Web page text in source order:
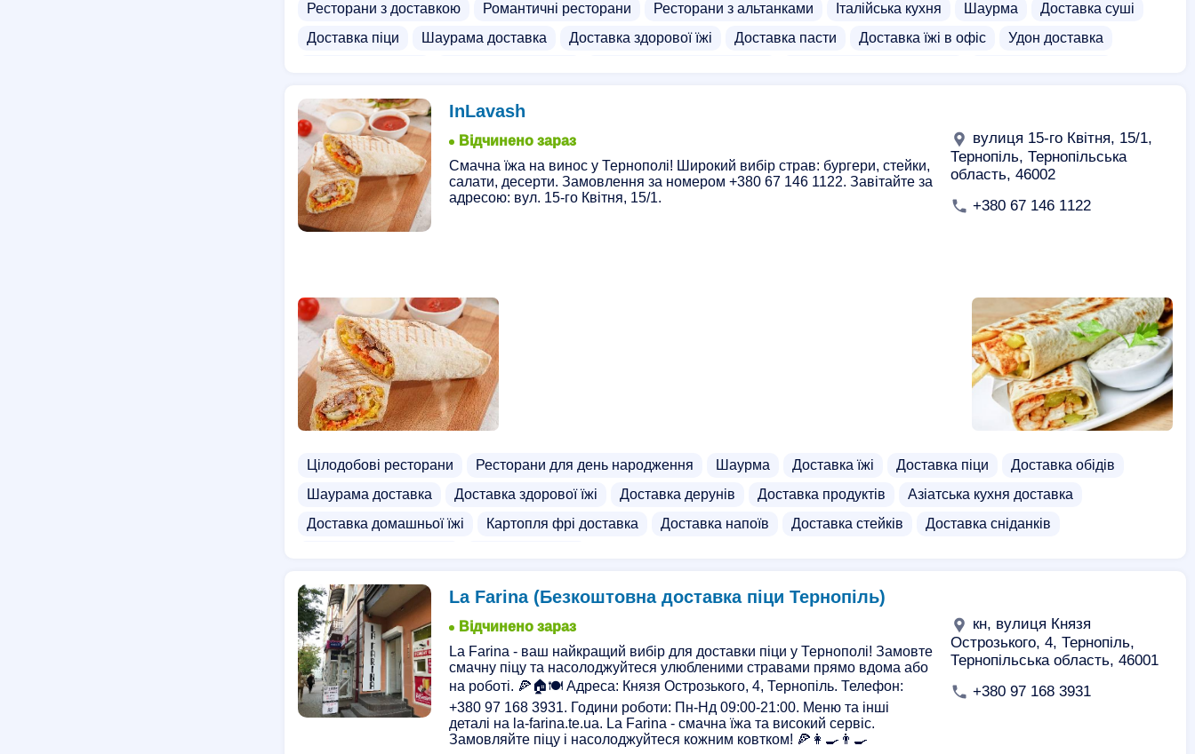
Ресторани з доставкою
Романтичні ресторани Ресторани з альтанками Італійська кухня Шаурма
Доставка суші
Доставка піци
Шаурама доставка Доставка здорової їжі Доставка пасти Доставка їжі в офіс
Удон доставка
Картопля фрі доставка
Доставка лапші
В'єтнамська кухня
InLavash
Відчинено зараз
Смачна їжа на винос у Тернополі! Широкий вибір страв: бургери, стейки,
салати, десерти. Замовлення за номером +380 67 146 1122. Завітайте за
адресою: вул. 15-го Квітня, 15/1.
вулиця 15-го Квітня, 15/1,
Тернопіль, Тернопільська
область, 46002
+380 67 146 1122
Цілодобові ресторани Ресторани для день народження Шаурма Доставка їжі Доставка піци
Доставка обідів
Шаурама доставка
Доставка здорової їжі Доставка дерунів Доставка продуктів
Азіатська кухня доставка
Доставка домашньої їжі
Картопля фрі доставка Доставка напоїв Доставка стейків
Доставка сніданків
La Farina (Безкоштовна доставка піци Тернопіль)
Відчинено зараз
La Farina - ваш найкращий вибір для доставки піци у Тернополі! Замовте
смачну піцу та насолоджуйтеся улюбленими стравами прямо вдома або
на роботі. 🍕🏠🍽️ Адреса: Князя Острозького, 4, Тернопіль. Телефон:
+380 97 168 3931. Години роботи: Пн-Нд 09:00-21:00. Меню та інші
деталі на la-farina.te.ua. La Farina - смачна їжа та високий сервіс.
Замовляйте піцу і насолоджуйтеся кожним ковтком! 🍕👩‍🍳👨‍🍳
кн, вулиця Князя
Острозького, 4, Тернопіль,
Тернопільська область, 46001
+380 97 168 3931